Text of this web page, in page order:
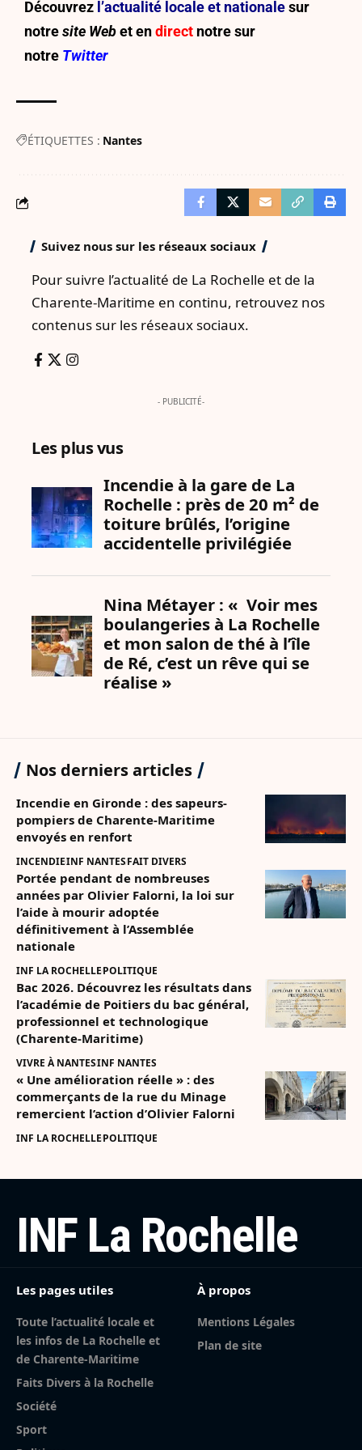
Découvrez l’actualité locale et nationalesur
notresite Webet endirect notre sur
notre Twitter
ÉTIQUETTES : Nantes
Suivez nous sur les réseaux sociaux
Pour suivre l’actualité de La Rochelle et de la
Charente-Maritime en continu, retrouvez nos
contenus sur les réseaux sociaux.
- PUBLICITÉ-
Les plus vus
Nos derniers articles
Incendie en Gironde : des sapeurs-
pompiers de Charente-Maritime
envoyés en renfort
INCENDIEINF NANTESFAIT DIVERS
Portée pendant de nombreuses
années par Olivier Falorni, la loi sur
l’aide à mourir adoptée
définitivement à l’Assemblée
nationale
INF LA ROCHELLEPOLITIQUE
Bac 2026. Découvrez les résultats dans
l’académie de Poitiers du bac général,
professionnel et technologique
(Charente-Maritime)
VIVRE À NANTESINF NANTES
« Une amélioration réelle » : des
commerçants de la rue du Minage
remercient l’action d’Olivier Falorni
INF LA ROCHELLEPOLITIQUE
INF La Rochelle
Les pages utiles
Toute l’actualité locale et
les infos de La Rochelle et
de Charente-Maritime
Faits Divers à la Rochelle
Société
Sport
À propos
Mentions Légales
Plan de site